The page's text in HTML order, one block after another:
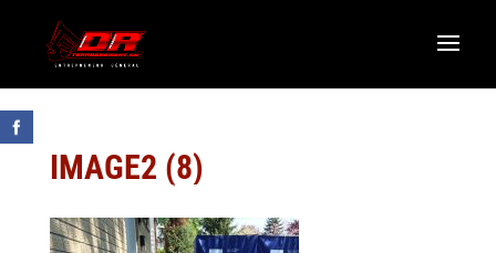
LAISSEZ-NOUS UN COMMENTAIRE GOOGLE
IMAGE2 (8)